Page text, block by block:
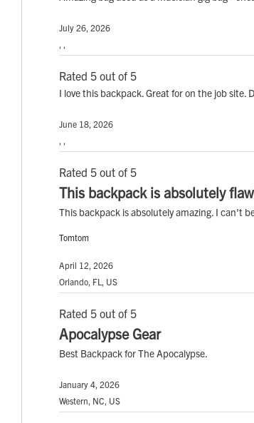
July 26, 2026
, ,
Rated 5 out of 5
I love this backpack. Great for on the job site.
June 18, 2026
, ,
Rated 5 out of 5
This backpack is absolutely
This backpack is absolutely amazing. I can't
Tomtom
April 12, 2026
Orlando, FL, US
Rated 5 out of 5
Apocalypse Gear
Best Backpack for The Apocalypse.
January 4, 2026
Western, NC, US